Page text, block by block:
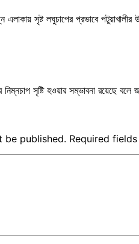
সৃষ্ট লঘুচাপের প্রভাবে
নিম্নচাপ সৃষ্টি হওয়ার সম্ভাবনা রয়েছে
be published. Required